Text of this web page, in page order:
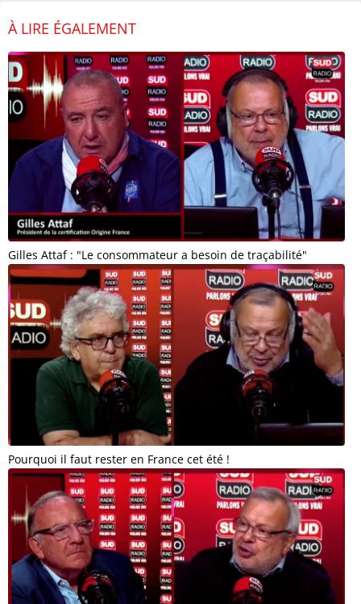
À LIRE ÉGALEMENT
Gilles Attaf : "Le consommateur a besoin de traçabilité"
Pourquoi il faut rester en France cet été !